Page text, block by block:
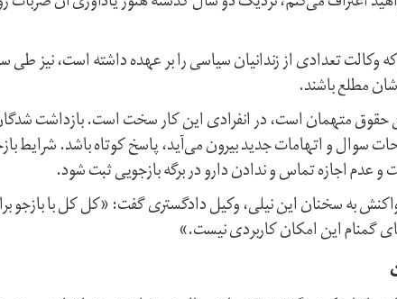
تعدادی از زندانیان سیاسی را بر عهده داشته است، نیز طی
مطلع باشند.
حقوق متهمان است، در انفرادی این کار سخت است. بازداشت
سوال و اتهامات جدید بیرون می‌آید، پاسخ کوتاه باشد. شرایط
عدم اجازه تماس و ندادن دارو در برگه بازجویی ثبت شود.
به سخنان این نیلی، وکیل دادگستری گفت: «کل کل با بازجو
گمنام این امکان کاربردی نیست.»